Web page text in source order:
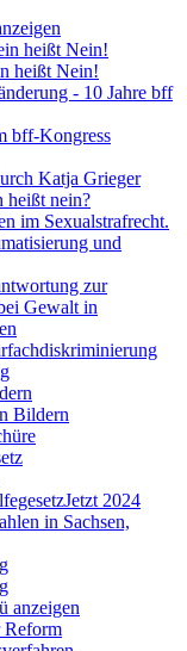
heißt Nein!
heißt Nein!
- 10 Jahre bff
bff-Kongress
Katja Grieger
heißt nein?
im Sexualstrafrecht.
und
zur
Gewalt in
Bildern
2024
in Sachsen,
anzeigen
Reform